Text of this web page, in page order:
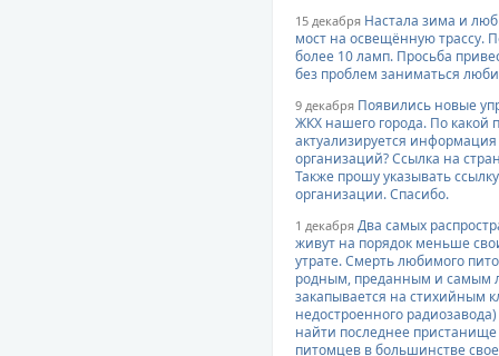
15 декабря Настала зима и
мост на освещённую трассу.
более 10 ламп. Просьба
без проблем заниматься
9 декабря Появились новые
ЖКХ нашего города. По какой
актуализируется
организаций? Ссылка на
Также прошу указывать
организации. Спасибо.
1 декабря Два самых
живут на порядок меньше
утрате. Смерть любимого
родным, преданным и самым
закапывается на стихийным
недостроенного
найти последнее
питомцев в большинстве